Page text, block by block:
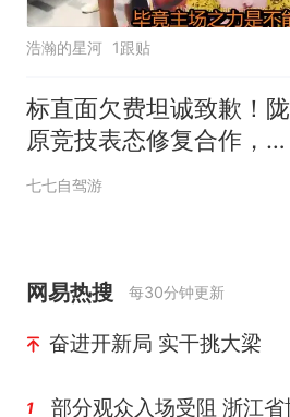
浩瀚的星河 1跟贴
标直面欠费坦诚致歉！陇
原竞技表态修复合作，足
协杯硬仗仍存变数
七七自驾游
网易热搜 每30分钟更新
奋进开新局 实干挑大梁
1